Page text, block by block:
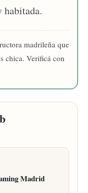
habitada.
madrileña que
chica. Verificá con
Madrid